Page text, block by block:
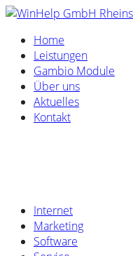
Home
Leistungen
Gambio Module
Über uns
Aktuelles
Kontakt
Internet
Marketing
Software